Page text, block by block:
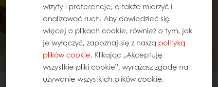
TRAVEL CAKE - POBIERZ E-BOOK
wizyty i preferencje, a także mierzyć i
analizować ruch. Aby dowiedzieć się
więcej o plikach cookie, również o tym, jak
je wyłączyć, zapoznaj się z naszą polityką
plików cookie. Klikając „Akceptuję
wszystkie pliki cookie”, wyrażasz zgodę na
używanie wszystkich plików cookie.